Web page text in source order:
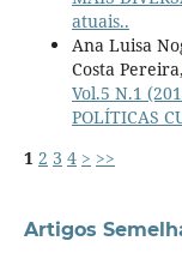
atuais..
Ana Luisa
Costa Pereira,
Vol.5 N.1
POLÍTICAS
1 2 3 4 > >>
Artigos